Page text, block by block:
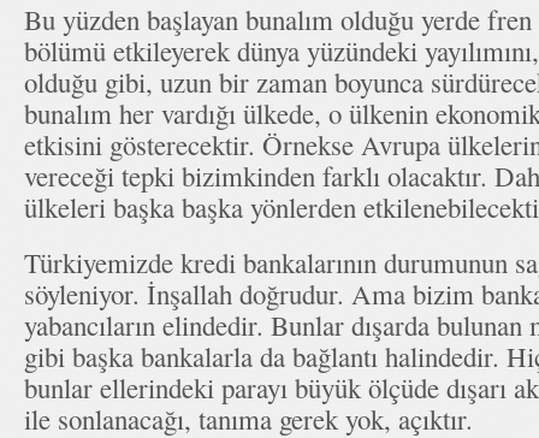
Bu yüzden başlayan bunalım olduğu yerde
bölümü etkileyerek dünya yüzündeki
olduğu gibi, uzun bir zaman boyunca
bunalım her vardığı ülkede, o ülkenin ekonomik
etkisini gösterecektir. Örnekse Avrupa
vereceği tepki bizimkinden farklı olacaktır.
ülkeleri başka başka yönlerden
Türkiyemizde kredi bankalarının durumunun
söyleniyor. İnşallah doğrudur. Ama bizim
yabancıların elindedir. Bunlar dışarda
gibi başka bankalarla da bağlantı halindedir.
bunlar ellerindeki parayı büyük ölçüde dışarı
ile sonlanacağı, tanıma gerek yok, açıktır.